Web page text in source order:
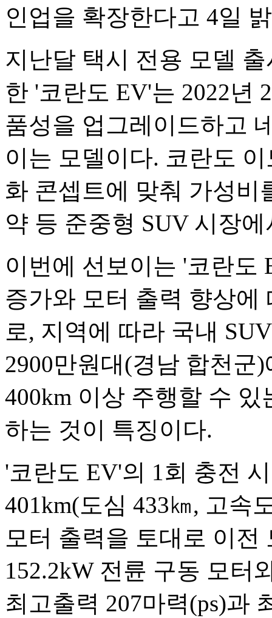
인업을 확장한다고 4일
지난달 택시 전용 모델
한 '코란도 EV'는 2022년
품성을 업그레이드하고
이는 모델이다. 코란도
화 콘셉트에 맞춰 가성비
약 등 준중형 SUV 시장
이번에 선보이는 '코란도
증가와 모터 출력 향상에
로, 지역에 따라 국내
2900만원대(경남 합천군
400km 이상 주행할 수
하는 것이 특징이다.
'코란도 EV'의 1회 충전
401km(도심 433㎞, 고속
모터 출력을 토대로 이전
152.2kW 전륜 구동 모터
최고출력 207마력(ps)과